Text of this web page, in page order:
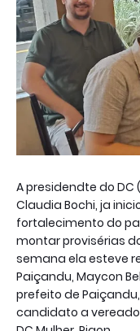
A presidendte do
Claudia Bochi, ja
fortalecimento do
montar provisérias
semana ela esteve
Paiçandu, Maycon
prefeito de
candidato a